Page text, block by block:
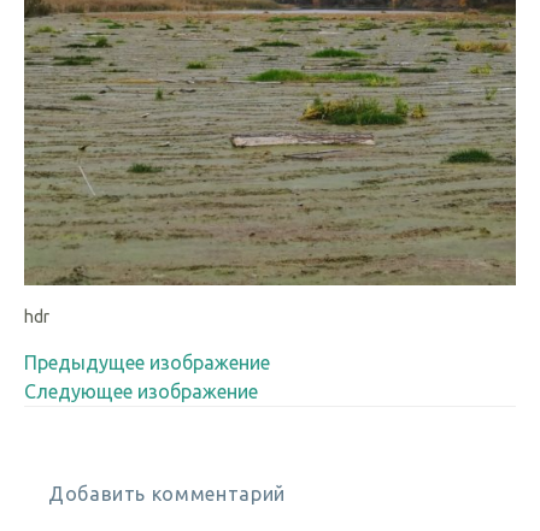
hdr
Предыдущее изображение
Следующее изображение
Добавить комментарий